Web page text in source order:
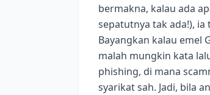
bermakna, kalau ada
sepatutnya tak ada!),
Bayangkan kalau emel
malah mungkin kata
phishing, di mana
syarikat sah. Jadi, bila